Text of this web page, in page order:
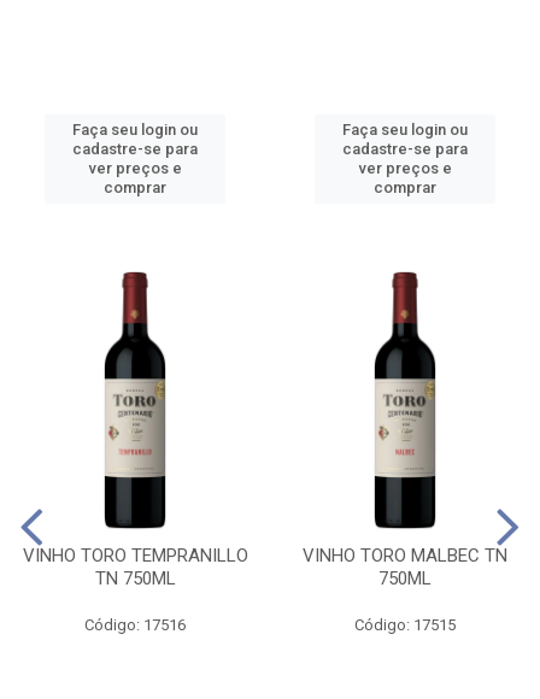
Faça seu login ou
cadastre-se para
ver preços e
comprar
Faça seu login ou
cadastre-se para
ver preços e
comprar
VINHO TORO TEMPRANILLO
TN 750ML
Código: 17516
VINHO TORO MALBEC TN
750ML
Código: 17515